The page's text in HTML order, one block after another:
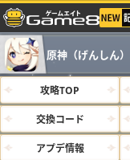
原神（げんしん
攻略TOP
交換コード
アプデ情報